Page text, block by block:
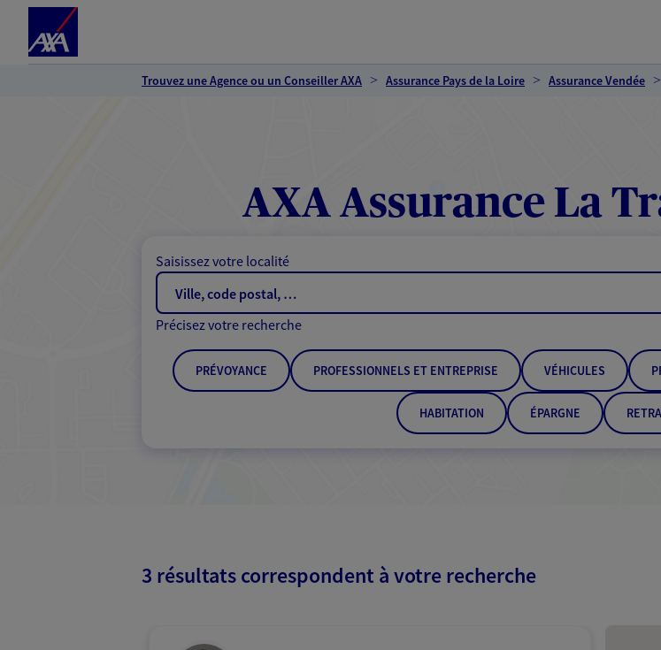
Trouvez une Agence ou un Conseiller AXA Assurance Pays de la Loire Assurance Vendée
AXA Assurance La
Saisissez votre localité
Précisez votre recherche
PRÉVOYANCE PROFESSIONNELS ET ENTREPRISE VÉHICULES
HABITATION ÉPARGNE
3 résultats correspondent à votre recherche